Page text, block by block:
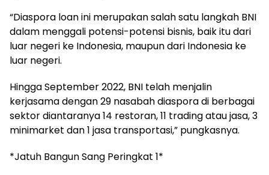
“Diaspora loan ini merupakan salah satu langkah BNI
dalam menggali potensi-potensi bisnis, baik itu dari
luar negeri ke Indonesia, maupun dari Indonesia ke
luar negeri.
Hingga September 2022, BNI telah menjalin
kerjasama dengan 29 nasabah diaspora di berbagai
sektor diantaranya 14 restoran, 11 trading atau jasa, 3
minimarket dan 1 jasa transportasi,” pungkasnya.
*Jatuh Bangun Sang Peringkat 1*